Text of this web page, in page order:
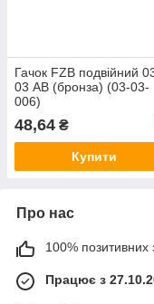
Гачок FZB подвійний
03 AB (бронза) (03-03-
006)
48,64 ₴
Купити
Про нас
100% позитивних
Працює з